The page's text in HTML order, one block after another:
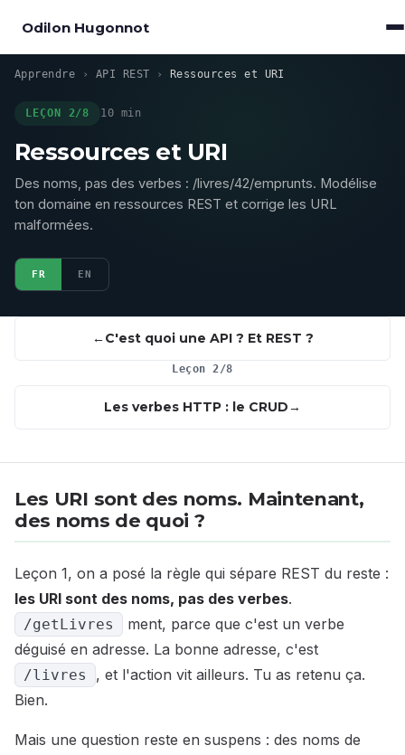
Odilon Hugonnot
Apprendre › API REST › Ressources et URI
LEÇON 2/8 10 min
Ressources et URI
Des noms, pas des verbes : /livres/42/emprunts. Modélise
ton domaine en ressources REST et corrige les URL
malformées.
FR EN
C'est quoi une API ? Et REST ?
Leçon 2/8
Les verbes HTTP : le CRUD
Les URI sont des noms. Maintenant,
des noms de quoi ?
Leçon 1, on a posé la règle qui sépare REST du reste :
les URI sont des noms, pas des verbes.
/getLivres
ment, parce que c'est un verbe
déguisé en adresse. La bonne adresse, c'est
/livres
, et l'action vit ailleurs. Tu as retenu ça.
Bien.
Mais une question reste en suspens : des noms de